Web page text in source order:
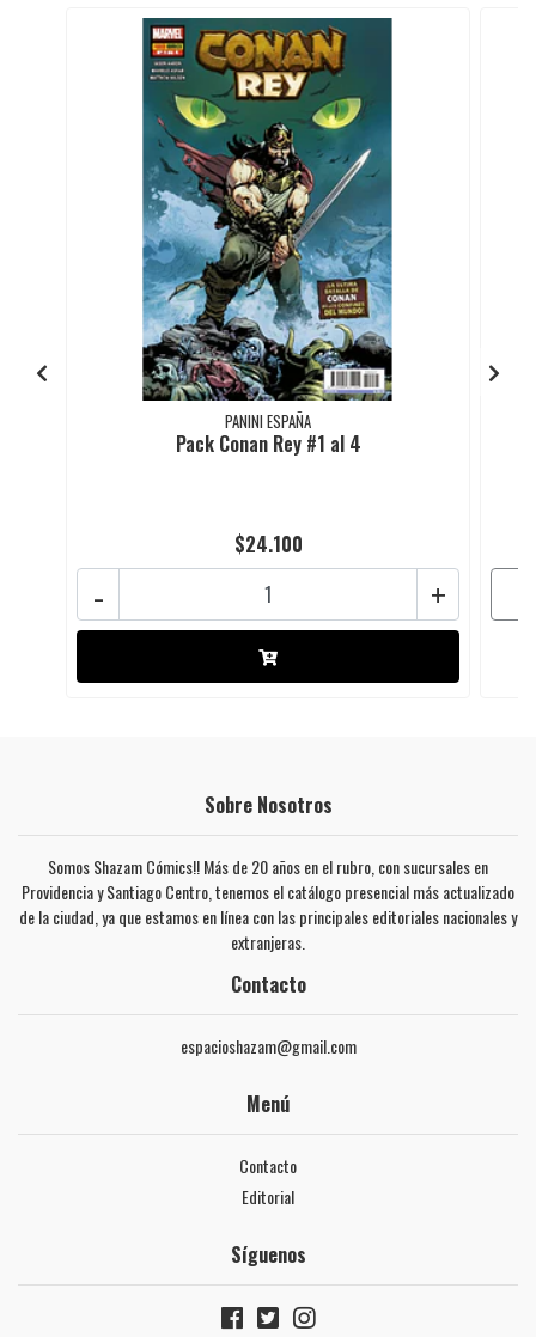
PANINI ESPAÑA
Pack Conan Rey #1 al 4
$24.100
+
-
Sobre Nosotros
Somos Shazam Cómics!! Más de 20 años en el rubro, con sucursales en
Providencia y Santiago Centro, tenemos el catálogo presencial más actualizado
de la ciudad, ya que estamos en línea con las principales editoriales nacionales y
extranjeras.
Contacto
espacioshazam@gmail.com
Menú
Contacto
Editorial
Síguenos